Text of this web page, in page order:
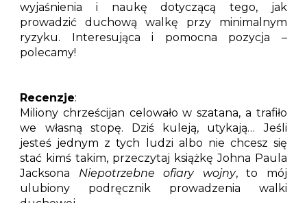
wyjaśnienia i naukę dotyczącą tego, jak
prowadzić duchową walkę przy minimalnym
ryzyku. Interesująca i pomocna pozycja –
polecamy!
Recenzje:
Miliony chrześcijan celowało w szatana, a trafiło
we własną stopę. Dziś kuleją, utykają… Jeśli
jesteś jednym z tych ludzi albo nie chcesz się
stać kimś takim, przeczytaj książkę Johna Paula
Jacksona Niepotrzebne ofiary wojny, to mój
ulubiony podręcznik prowadzenia walki